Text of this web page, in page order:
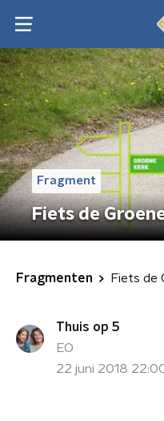
Fragment
Fiets de
Fragmenten Fiets de
Thuis op 5
EO
22 juni 2018